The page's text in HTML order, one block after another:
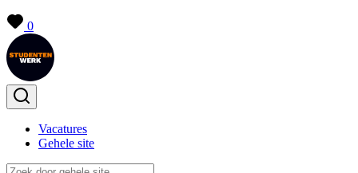
0
Vacatures
Gehele site